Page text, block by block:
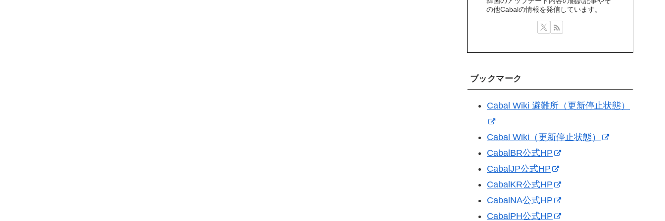
の他Cabalの情報を発信しています。
ブックマーク
Cabal Wiki 避難所（更新停止状態）
Cabal Wiki（更新停止状態）
CabalBR公式HP
CabalJP公式HP
CabalKR公式HP
CabalNA公式HP
CabalPH公式HP